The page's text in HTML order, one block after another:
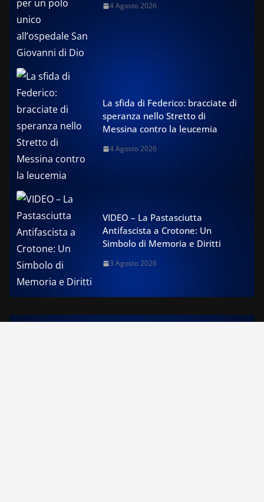
4 Agosto 2026
La sfida di Federico: bracciate di
speranza nello Stretto di
Messina contro la leucemia
4 Agosto 2026
VIDEO – La Pastasciutta
Antifascista a Crotone: Un
Simbolo di Memoria e Diritti
3 Agosto 2026